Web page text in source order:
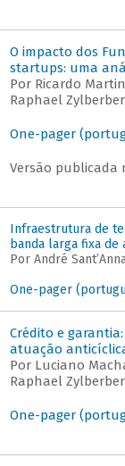
O impacto dos
startups: uma
Por Ricardo
Raphael
One-pager
Versão publicada
Infraestrutura de
banda larga fixa de
Por André
One-pager
Crédito e
atuação
Por Luciano
Raphael
One-pager